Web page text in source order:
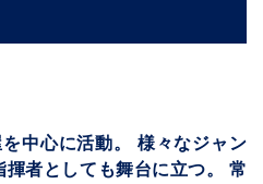
中心に活動。 様々なジャン
者としても舞台に立つ。 常